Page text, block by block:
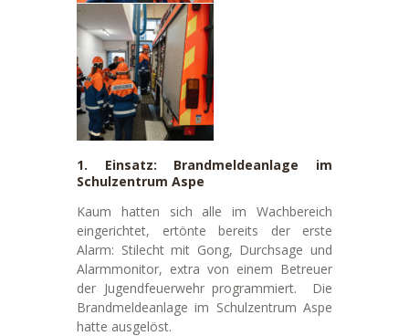
1. Einsatz: Brandmeldeanlage im
Schulzentrum Aspe
Kaum hatten sich alle im Wachbereich
eingerichtet, ertönte bereits der erste
Alarm: Stilecht mit Gong, Durchsage und
Alarmmonitor, extra von einem Betreuer
der Jugendfeuerwehr programmiert. Die
Brandmeldeanlage im Schulzentrum Aspe
hatte ausgelöst.